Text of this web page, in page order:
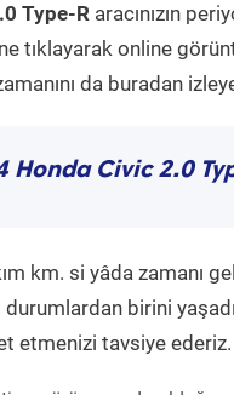
Type-R aracınızın
tıklayarak online
da buradan
Honda Civic 2.0
km. si yâda zamanı
durumlardan birini
etmenizi tavsiye ederiz.